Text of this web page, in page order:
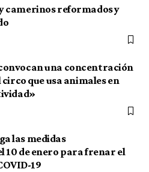
camerinos reformados y
una concentración
circo que usa animales en
las medidas
de enero para frenar el
19